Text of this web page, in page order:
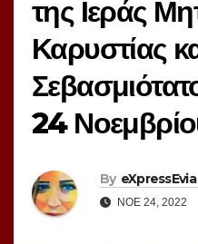
της Ιεράς
Καρυστίας
24
By eXpressEvia
ΝΟΈ 24, 2022